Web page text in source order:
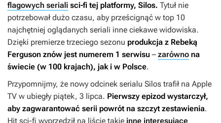
flagowych seriali sci-fi tej platformy, Silos. Tytuł nie
potrzebował dużo czasu, aby prześcignąć w top 10
najchętniej oglądanych seriali inne ciekawe widowiska.
Dzięki premierze trzeciego sezonu produkcja z Rebeką
Ferguson znów jest numerem 1 serwisu – zarówno na
świecie (w 100 krajach), jak i w Polsce.
Przypomnijmy, że nowy odcinek serialu Silos trafił na Apple
TV w ubiegły piątek, 3 lipca. Pierwszy epizod wystarczył,
aby zagwarantować serii powrót na szczyt zestawienia.
Hit sci-fi wyprzedził na liście takie inne interesujące